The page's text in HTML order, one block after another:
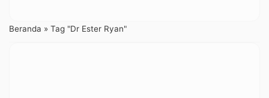
Beranda » Tag "Dr Ester Ryan"